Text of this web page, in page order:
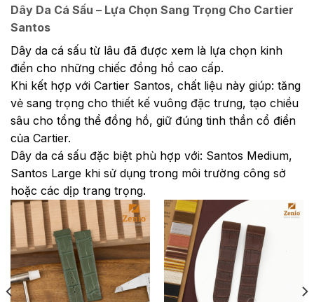
Dây Da Cá Sấu – Lựa Chọn Sang Trọng Cho Cartier
Santos
Dây da cá sấu từ lâu đã được xem là lựa chọn kinh
điển cho những chiếc đồng hồ cao cấp.
Khi kết hợp với Cartier Santos, chất liệu này giúp: tăng
vẻ sang trọng cho thiết kế vuông đặc trưng, tạo chiều
sâu cho tổng thể đồng hồ, giữ đúng tinh thần cổ điển
của Cartier.
Dây da cá sấu đặc biệt phù hợp với: Santos Medium,
Santos Large khi sử dụng trong môi trường công sở
hoặc các dịp trang trọng.